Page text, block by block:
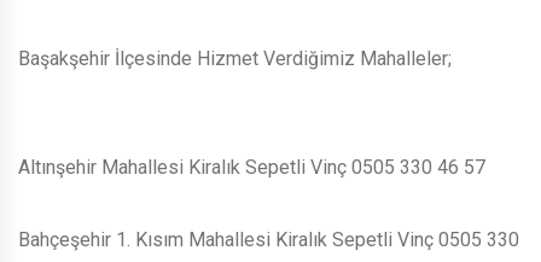
Başakşehir İlçesinde Hizmet Verdiğimiz Mahalleler;
Altınşehir Mahallesi Kiralık Sepetli Vinç 0505 330 46 57
Bahçeşehir 1. Kısım Mahallesi Kiralık Sepetli Vinç 0505 330